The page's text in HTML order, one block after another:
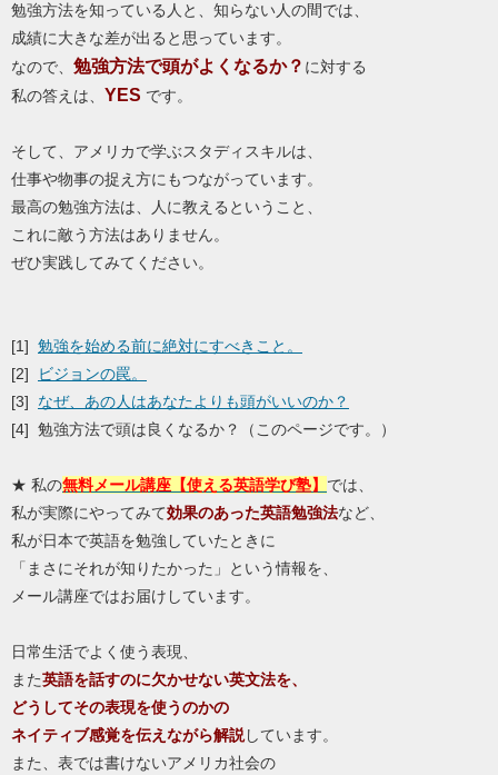
勉強方法を知っている人と、知らない人の間では、
成績に大きな差が出ると思っています。
なので、 勉強方法で頭がよくなるか？ に対する
私の答えは、 YES です。
そして、アメリカで学ぶスタディスキルは、
仕事や物事の捉え方にもつながっています。
最高の勉強方法は、人に教えるということ、
これに敵う方法はありません。
ぜひ実践してみてください。
[1] 勉強を始める前に絶対にすべきこと。
[2]
ビジョンの罠。
[3] なぜ、あの人はあなたよりも頭がいいのか？
[4] 勉強方法で頭は良くなるか？（このページです。）
★ 私の無料メール講座【使える英語学び塾】 では、
私が実際にやってみて効果のあった英語勉強法など、
私が日本で英語を勉強していたときに
「まさにそれが知りたかった」という情報を、
メール講座ではお届けしています。
日常生活でよく使う表現、
また英語を話すのに欠かせない英文法を、
どうしてその表現を使うのかの
ネイティブ感覚を伝えながら解説しています。
また、表では書けないアメリカ社会の